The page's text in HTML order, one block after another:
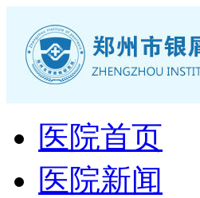
医院首页
医院新闻